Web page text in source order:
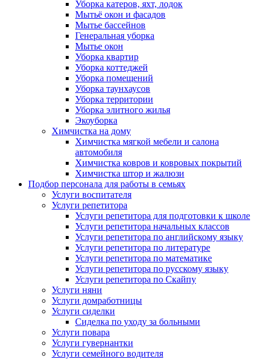
Уборка катеров, яхт, лодок
Мытьё окон и фасадов
Мытье бассейнов
Генеральная уборка
Мытье окон
Уборка квартир
Уборка коттеджей
Уборка помещений
Уборка таунхаусов
Уборка территории
Уборка элитного жилья
Экоуборка
Химчистка на дому
Химчистка мягкой мебели и салона
автомобиля
Химчистка ковров и ковровых покрытий
Химчистка штор и жалюзи
Подбор персонала для работы в семьях
Услуги воспитателя
Услуги репетитора
Услуги репетитора для подготовки к школе
Услуги репетитора начальных классов
Услуги репетитора по английскому языку
Услуги репетитора по литературе
Услуги репетитора по математике
Услуги репетитора по русскому языку
Услуги репетитора по Скайпу
Услуги няни
Услуги домработницы
Услуги сиделки
Сиделка по уходу за больными
Услуги повара
Услуги гувернантки
Услуги семейного водителя